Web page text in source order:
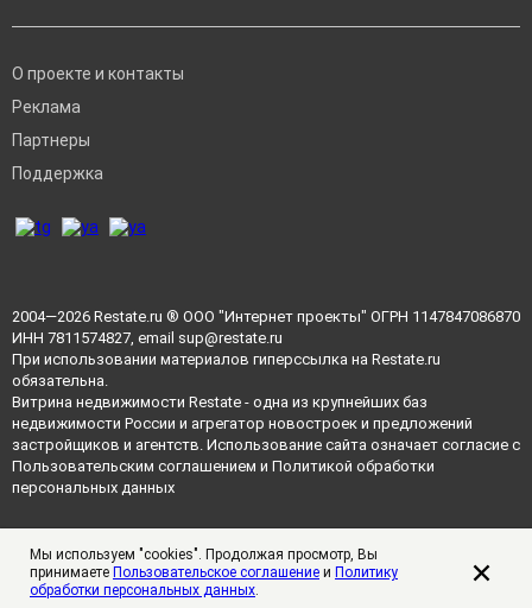
О проекте и контакты
Реклама
Партнеры
Поддержка
2004—2026 Restate.ru ® ООО "Интернет проекты" ОГРН 1147847086870
ИНН 7811574827, email sup@restate.ru
При использовании материалов гиперссылка на Restate.ru
обязательна.
Витрина недвижимости Restate - одна из крупнейших баз
недвижимости России и агрегатор новостроек и предложений
застройщиков и агентств. Использование сайта означает согласие с
Пользовательским соглашением и Политикой обработки
персональных данных
Мы используем "cookies". Продолжая просмотр, Вы
принимаете Пользовательское соглашение и Политику
обработки персональных данных.